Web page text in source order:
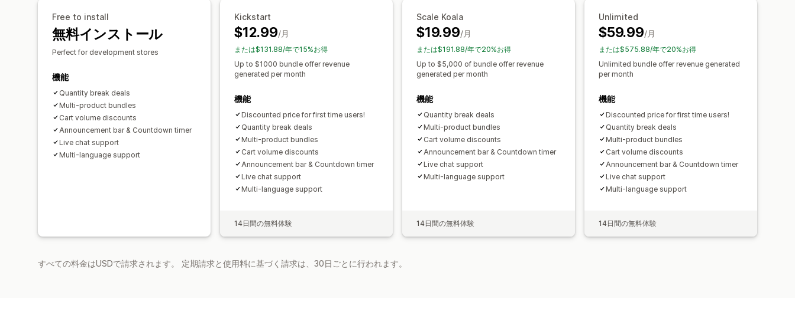
ボリュームディスカウント
割引率によるディスカウント
カートディスカウント BOGO
動的価格設定
Free to install
無料インストール
Perfect for development stores
機能
Quantity break deals
Multi-product bundles
Cart volume discounts
Announcement bar & Countdown timer
Live chat support
Multi-language support
Kickstart
$12.99/月
または$131.88/年で15%お得
Up to $1000 bundle offer revenue
generated per month
機能
Discounted price for first time users!
Quantity break deals
Multi-product bundles
Cart volume discounts
Announcement bar & Countdown timer
Live chat support
Multi-language support
14日間の無料体験
Scale Koala
$19.99/月
または$191.88/年で20%お得
Up to $5,000 of bundle offer revenue
generated per month
機能
Quantity break deals
Multi-product bundles
Cart volume discounts
Announcement bar & Countdown timer
Live chat support
Multi-language support
14日間の無料体験
Unlimited
$59.99/月
または$575.88/年で20%お得
Unlimited bundle offer revenue generated
per month
機能
Discounted price for first time users!
Quantity break deals
Multi-product bundles
Cart volume discounts
Announcement bar & Countdown timer
Live chat support
Multi-language support
14日間の無料体験
すべての料金はUSDで請求されます。 定期請求と使用料に基づく請求は、30日ごとに行われます。